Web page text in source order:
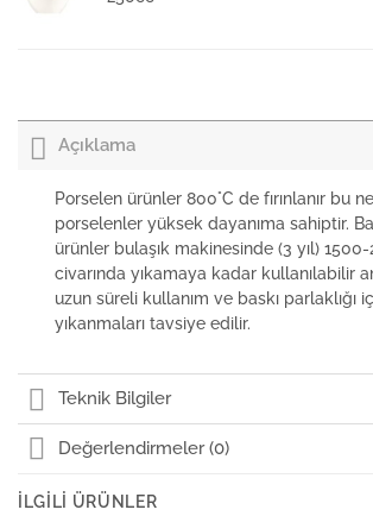
Bonna Rita Porselen Çay Fincanı
Bonna Rita Porselen Kase 23cm
Açıklama
Porselen ürünler 800°C de fırınlanır bu
porselenler yüksek dayanıma sahiptir.
ürünler bulaşık makinesinde (3 yıl)
civarında yıkamaya kadar kullanılabilir
uzun süreli kullanım ve baskı parlaklığı
yıkanmaları tavsiye edilir.
Teknik Bilgiler
Değerlendirmeler (0)
İLGILI ÜRÜNLER